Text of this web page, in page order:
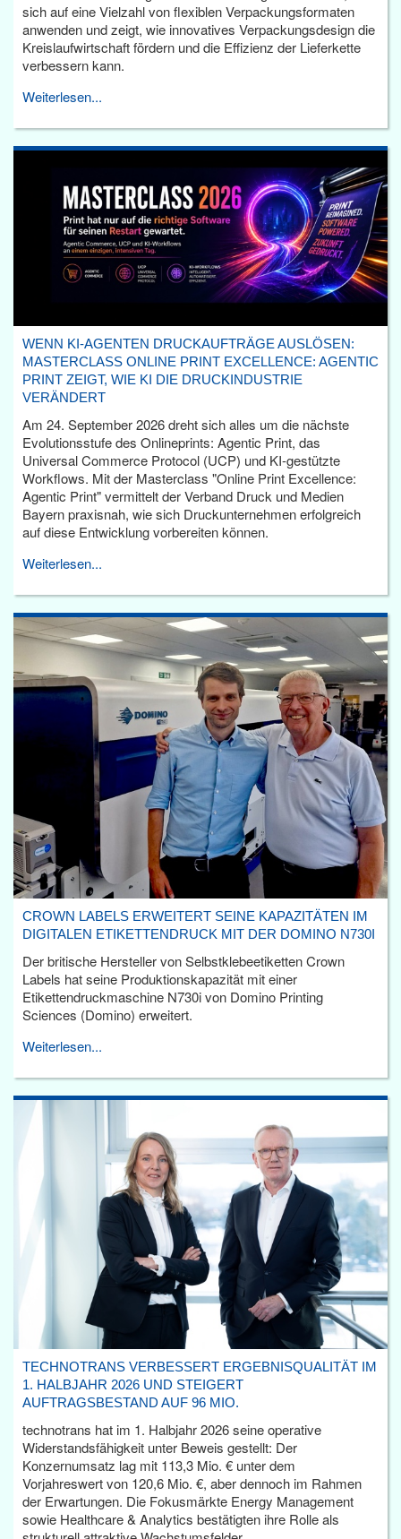
sich auf eine Vielzahl von flexiblen Verpackungsformaten
anwenden und zeigt, wie innovatives Verpackungsdesign die
Kreislaufwirtschaft fördern und die Effizienz der Lieferkette
verbessern kann.
Weiterlesen...
WENN KI-AGENTEN DRUCKAUFTRÄGE AUSLÖSEN:
MASTERCLASS ONLINE PRINT EXCELLENCE: AGENTIC
PRINT ZEIGT, WIE KI DIE DRUCKINDUSTRIE
VERÄNDERT
Am 24. September 2026 dreht sich alles um die nächste
Evolutionsstufe des Onlineprints: Agentic Print, das
Universal Commerce Protocol (UCP) und KI-gestützte
Workflows. Mit der Masterclass "Online Print Excellence:
Agentic Print" vermittelt der Verband Druck und Medien
Bayern praxisnah, wie sich Druckunternehmen erfolgreich
auf diese Entwicklung vorbereiten können.
Weiterlesen...
CROWN LABELS ERWEITERT SEINE KAPAZITÄTEN IM
DIGITALEN ETIKETTENDRUCK MIT DER DOMINO N730I
Der britische Hersteller von Selbstklebeetiketten Crown
Labels hat seine Produktionskapazität mit einer
Etikettendruckmaschine N730i von Domino Printing
Sciences (Domino) erweitert.
Weiterlesen...
TECHNOTRANS VERBESSERT ERGEBNISQUALITÄT IM
1. HALBJAHR 2026 UND STEIGERT
AUFTRAGSBESTAND AUF 96 MIO.
technotrans hat im 1. Halbjahr 2026 seine operative
Widerstandsfähigkeit unter Beweis gestellt: Der
Konzernumsatz lag mit 113,3 Mio. € unter dem
Vorjahreswert von 120,6 Mio. €, aber dennoch im Rahmen
der Erwartungen. Die Fokusmärkte Energy Management
sowie Healthcare & Analytics bestätigten ihre Rolle als